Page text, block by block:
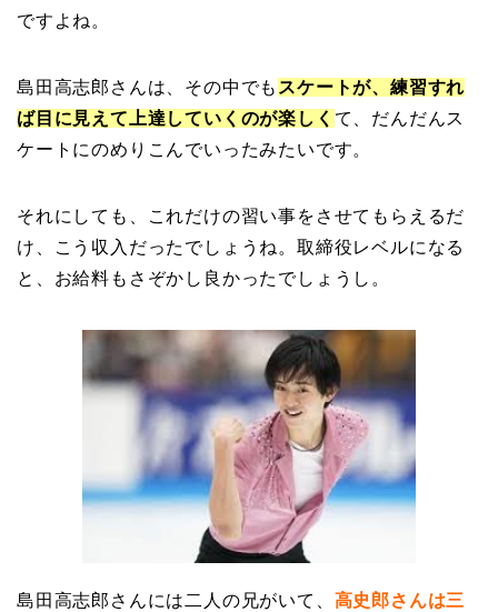
ですよね。
島田高志郎さんは、その中でも スケートが、練習すれ
ば目に見えて上達していくのが楽しく て、だんだんス
ケートにのめりこんでいったみたいです。
それにしても、これだけの習い事をさせてもらえるだ
け、こう収入だったでしょうね。取締役レベルになる
と、お給料もさぞかし良かったでしょうし。
島田高志郎さんには二人の兄がいて、 高史郎さんは三